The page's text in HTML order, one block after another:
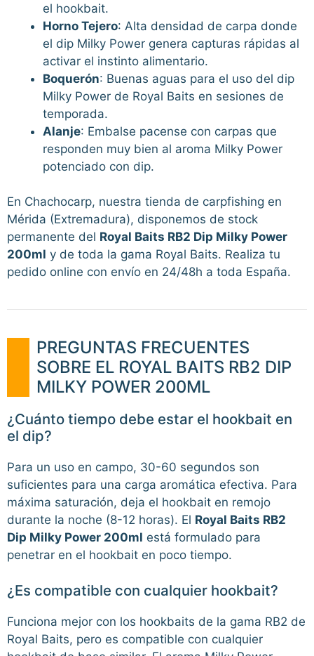
el hookbait.
Horno Tejero: Alta densidad de carpa donde
el dip Milky Power genera capturas rápidas al
activar el instinto alimentario.
Boquerón: Buenas aguas para el uso del dip
Milky Power de Royal Baits en sesiones de
temporada.
Alanje: Embalse pacense con carpas que
responden muy bien al aroma Milky Power
potenciado con dip.
En Chachocarp, nuestra tienda de carpfishing en
Mérida (Extremadura), disponemos de stock
permanente del Royal Baits RB2 Dip Milky Power
200ml y de toda la gama Royal Baits. Realiza tu
pedido online con envío en 24/48h a toda España.
PREGUNTAS FRECUENTES
SOBRE EL ROYAL BAITS RB2 DIP
MILKY POWER 200ML
¿Cuánto tiempo debe estar el hookbait en
el dip?
Para un uso en campo, 30-60 segundos son
suficientes para una carga aromática efectiva. Para
máxima saturación, deja el hookbait en remojo
durante la noche (8-12 horas). El Royal Baits RB2
Dip Milky Power 200ml está formulado para
penetrar en el hookbait en poco tiempo.
¿Es compatible con cualquier hookbait?
Funciona mejor con los hookbaits de la gama RB2 de
Royal Baits, pero es compatible con cualquier